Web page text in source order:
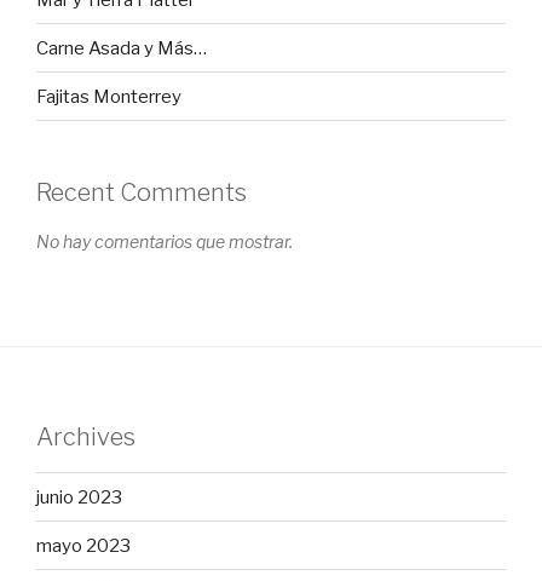
Carne Asada y Más…
Fajitas Monterrey
Recent Comments
No hay comentarios que mostrar.
Archives
junio 2023
mayo 2023